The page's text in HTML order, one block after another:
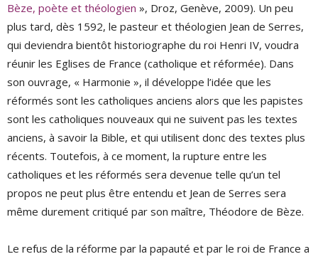
Bèze, poète et théologien », Droz, Genève, 2009). Un peu
plus tard, dès 1592, le pasteur et théologien Jean de Serres,
qui deviendra bientôt historiographe du roi Henri IV, voudra
réunir les Eglises de France (catholique et réformée). Dans
son ouvrage, « Harmonie », il développe l’idée que les
réformés sont les catholiques anciens alors que les papistes
sont les catholiques nouveaux qui ne suivent pas les textes
anciens, à savoir la Bible, et qui utilisent donc des textes plus
récents. Toutefois, à ce moment, la rupture entre les
catholiques et les réformés sera devenue telle qu’un tel
propos ne peut plus être entendu et Jean de Serres sera
même durement critiqué par son maître, Théodore de Bèze.
Le refus de la réforme par la papauté et par le roi de France a